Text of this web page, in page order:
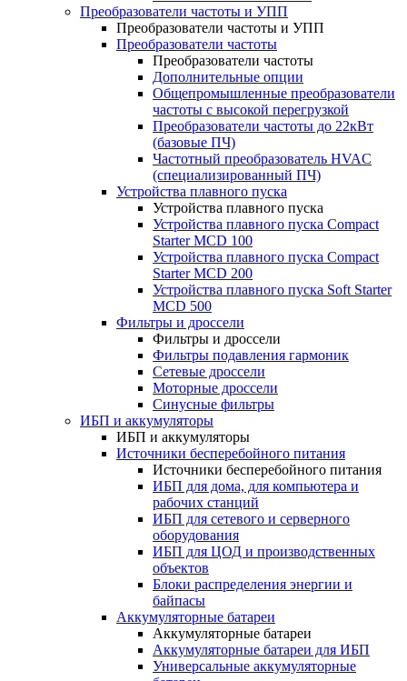
Преобразователи частоты и УПП
Преобразователи частоты и УПП
Преобразователи частоты
Преобразователи частоты
Дополнительные опции
Общепромышленные преобразователи
частоты с высокой перегрузкой
Преобразователи частоты до 22кВт
(базовые ПЧ)
Частотный преобразователь HVAC
(специализированный ПЧ)
Устройства плавного пуска
Устройства плавного пуска
Устройства плавного пуска Compact
Starter MCD 100
Устройства плавного пуска Compact
Starter MCD 200
Устройства плавного пуска Soft Starter
MCD 500
Фильтры и дроссели
Фильтры и дроссели
Фильтры подавления гармоник
Сетевые дроссели
Моторные дроссели
Синусные фильтры
ИБП и аккумуляторы
ИБП и аккумуляторы
Источники бесперебойного питания
Источники бесперебойного питания
ИБП для дома, для компьютера и
рабочих станций
ИБП для сетевого и серверного
оборудования
ИБП для ЦОД и производственных
объектов
Блоки распределения энергии и
байпасы
Аккумуляторные батареи
Аккумуляторные батареи
Аккумуляторные батареи для ИБП
Универсальные аккумуляторные